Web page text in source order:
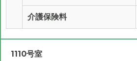
介護保険料
1110号室